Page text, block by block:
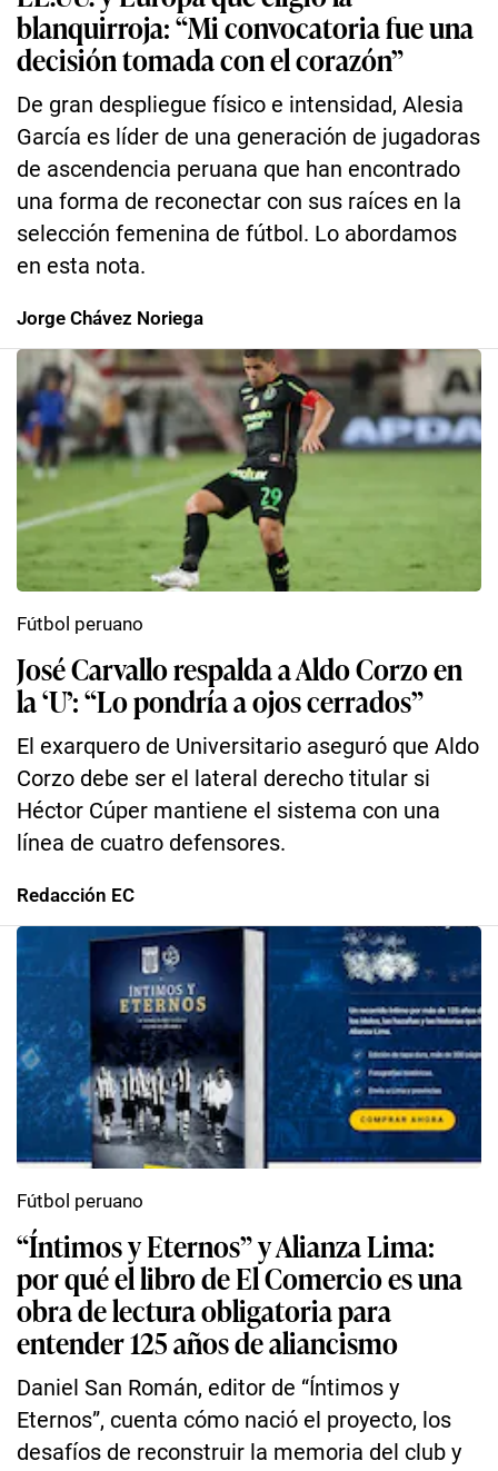
blanquirroja: “Mi convocatoria fue una
decisión tomada con el corazón”
De gran despliegue físico e intensidad, Alesia
García es líder de una generación de jugadoras
de ascendencia peruana que han encontrado
una forma de reconectar con sus raíces en la
selección femenina de fútbol. Lo abordamos
en esta nota.
Jorge Chávez Noriega
José Carvallo respalda a Aldo Corzo en
la ‘U’: “Lo pondría a ojos cerrados”
El exarquero de Universitario aseguró que Aldo
Corzo debe ser el lateral derecho titular si
Héctor Cúper mantiene el sistema con una
línea de cuatro defensores.
Fútbol peruano
Redacción EC
“Íntimos y Eternos” y Alianza Lima:
por qué el libro de El Comercio es una
obra de lectura obligatoria para
entender 125 años de aliancismo
Daniel San Román, editor de “Íntimos y
Eternos”, cuenta cómo nació el proyecto, los
desafíos de reconstruir la memoria del club y
Fútbol peruano